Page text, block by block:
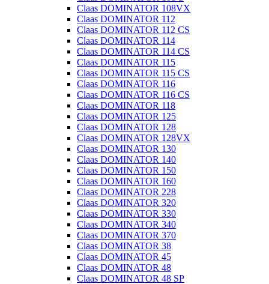
Claas DOMINATOR 108VX
Claas DOMINATOR 112
Claas DOMINATOR 112 CS
Claas DOMINATOR 114
Claas DOMINATOR 114 CS
Claas DOMINATOR 115
Claas DOMINATOR 115 CS
Claas DOMINATOR 116
Claas DOMINATOR 116 CS
Claas DOMINATOR 118
Claas DOMINATOR 125
Claas DOMINATOR 128
Claas DOMINATOR 128VX
Claas DOMINATOR 130
Claas DOMINATOR 140
Claas DOMINATOR 150
Claas DOMINATOR 160
Claas DOMINATOR 228
Claas DOMINATOR 320
Claas DOMINATOR 330
Claas DOMINATOR 340
Claas DOMINATOR 370
Claas DOMINATOR 38
Claas DOMINATOR 45
Claas DOMINATOR 48
Claas DOMINATOR 48 SP